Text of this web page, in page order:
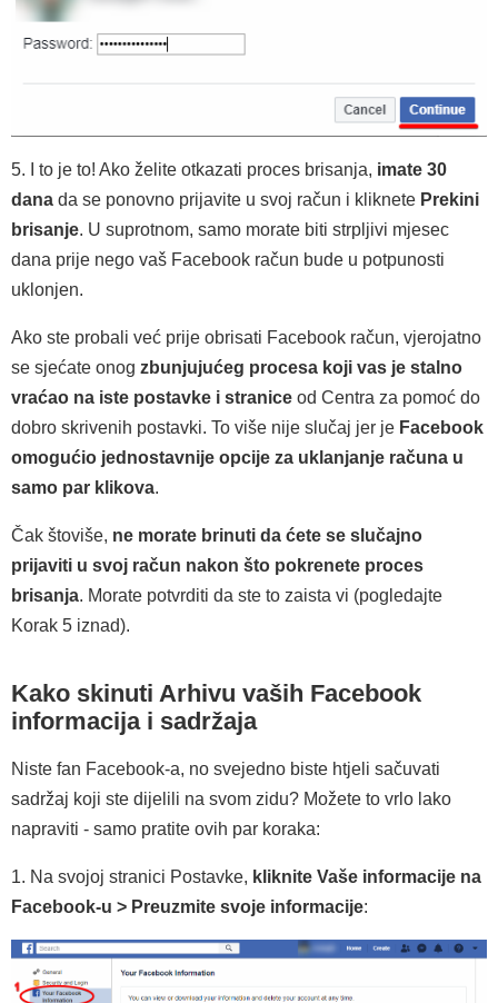
5. I to je to! Ako želite otkazati proces brisanja, imate 30
dana da se ponovno prijavite u svoj račun i kliknete Prekini
brisanje. U suprotnom, samo morate biti strpljivi mjesec
dana prije nego vaš Facebook račun bude u potpunosti
uklonjen.
Ako ste probali već prije obrisati Facebook račun, vjerojatno
se sjećate onog zbunjujućeg procesa koji vas je stalno
vraćao na iste postavke i stranice od Centra za pomoć do
dobro skrivenih postavki. To više nije slučaj jer je Facebook
omogućio jednostavnije opcije za uklanjanje računa u
samo par klikova.
Čak štoviše, ne morate brinuti da ćete se slučajno
prijaviti u svoj račun nakon što pokrenete proces
brisanja. Morate potvrditi da ste to zaista vi (pogledajte
Korak 5 iznad).
Kako skinuti Arhivu vaših Facebook
informacija i sadržaja
Niste fan Facebook-a, no svejedno biste htjeli sačuvati
sadržaj koji ste dijelili na svom zidu? Možete to vrlo lako
napraviti - samo pratite ovih par koraka:
1. Na svojoj stranici Postavke, kliknite Vaše informacije na
Facebook-u > Preuzmite svoje informacije: